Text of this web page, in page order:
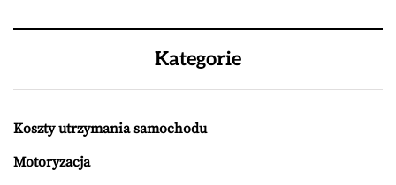
Kategorie
Koszty utrzymania samochodu
Motoryzacja